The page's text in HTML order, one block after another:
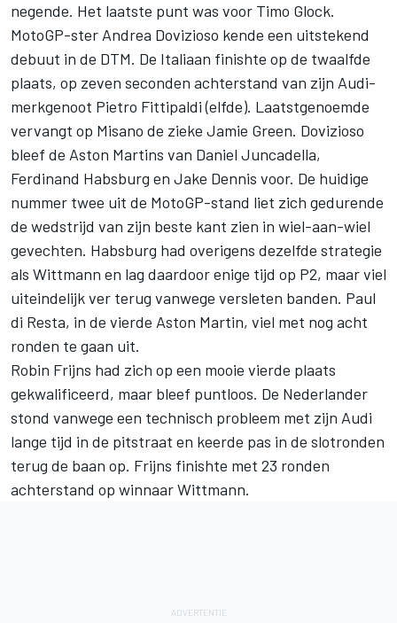
negende. Het laatste punt was voor Timo Glock.
MotoGP-ster Andrea Dovizioso kende een uitstekend
debuut in de DTM. De Italiaan finishte op de twaalfde
plaats, op zeven seconden achterstand van zijn Audi-
merkgenoot Pietro Fittipaldi (elfde). Laatstgenoemde
vervangt op Misano de zieke Jamie Green. Dovizioso
bleef de Aston Martins van Daniel Juncadella,
Ferdinand Habsburg en Jake Dennis voor. De huidige
nummer twee uit de MotoGP-stand liet zich gedurende
de wedstrijd van zijn beste kant zien in wiel-aan-wiel
gevechten. Habsburg had overigens dezelfde strategie
als Wittmann en lag daardoor enige tijd op P2, maar viel
uiteindelijk ver terug vanwege versleten banden. Paul
di Resta, in de vierde Aston Martin, viel met nog acht
ronden te gaan uit.
Robin Frijns had zich op een mooie vierde plaats
gekwalificeerd, maar bleef puntloos. De Nederlander
stond vanwege een technisch probleem met zijn Audi
lange tijd in de pitstraat en keerde pas in de slotronden
terug de baan op. Frijns finishte met 23 ronden
achterstand op winnaar Wittmann.